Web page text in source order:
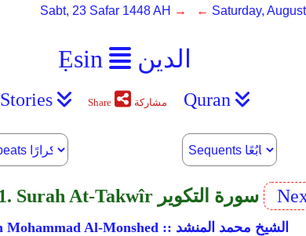
Ẹsin الدين
Sabt, 23 Safar 1448 AH → ← Saturday,
Stories Share مشاركة Quran
81. Surah At-Takwîr سورة التكوير
Sheikh Mohammad Al-Monshed :: الشيخ محمد المنشد